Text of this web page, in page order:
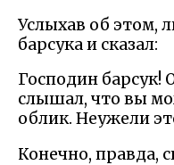
Услыхав об этом,
барсука и сказал:
Господин барсук!
слышал, что вы
облик. Неужели
Конечно, правда,